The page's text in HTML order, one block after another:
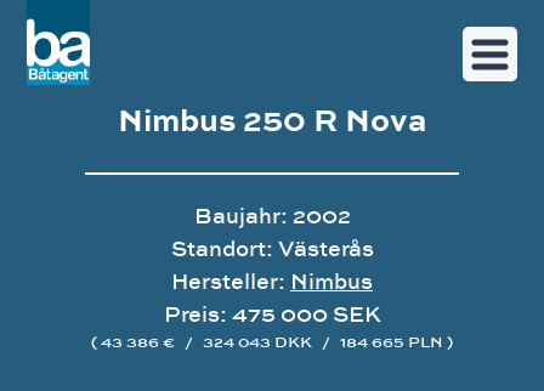
Nimbus 250 R Nova
Baujahr: 2002
Standort: Västerås
Hersteller: Nimbus
Preis: 475 000 SEK
( 43 386 € / 324 043 DKK / 184 665 PLN )